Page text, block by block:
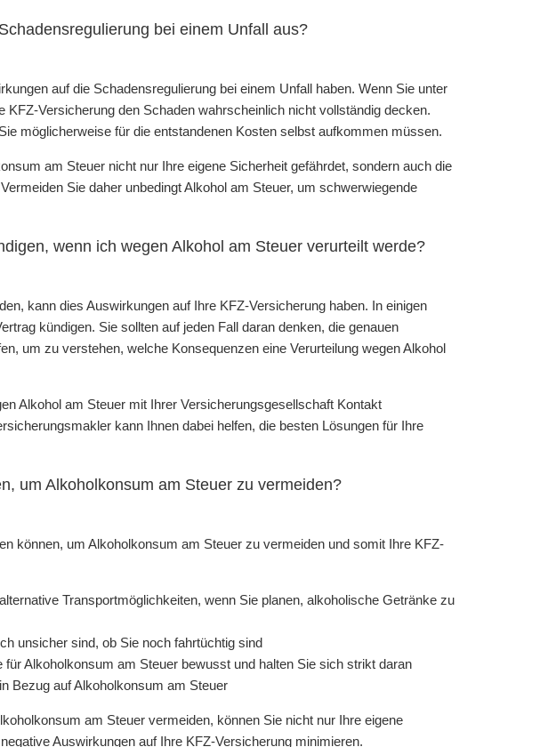
bei einem Unfall aus?
auf die Schadensregulierung bei einem Unfall haben. Wenn Sie unter
Versicherung den Schaden wahrscheinlich nicht vollständig decken.
möglicherweise für die entstandenen Kosten selbst aufkommen müssen.
am Steuer nicht nur Ihre eigene Sicherheit gefährdet, sondern auch die
Sie daher unbedingt Alkohol am Steuer, um schwerwiegende
wenn ich wegen Alkohol am Steuer verurteilt werde?
kann dies Auswirkungen auf Ihre KFZ-Versicherung haben. In einigen
kündigen. Sie sollten auf jeden Fall daran denken, die genauen
um zu verstehen, welche Konsequenzen eine Verurteilung wegen Alkohol
Alkohol am Steuer mit Ihrer Versicherungsgesellschaft Kontakt
kann Ihnen dabei helfen, die besten Lösungen für Ihre
um Alkoholkonsum am Steuer zu vermeiden?
können, um Alkoholkonsum am Steuer zu vermeiden und somit Ihre KFZ-
Transportmöglichkeiten, wenn Sie planen, alkoholische Getränke zu
unsicher sind, ob Sie noch fahrtüchtig sind
Alkoholkonsum am Steuer bewusst und halten Sie sich strikt daran
Bezug auf Alkoholkonsum am Steuer
am Steuer vermeiden, können Sie nicht nur Ihre eigene
Auswirkungen auf Ihre KFZ-Versicherung minimieren.